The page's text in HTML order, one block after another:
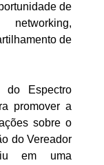
de
de
do Espectro
promover a
sobre o
do Vereador
em uma